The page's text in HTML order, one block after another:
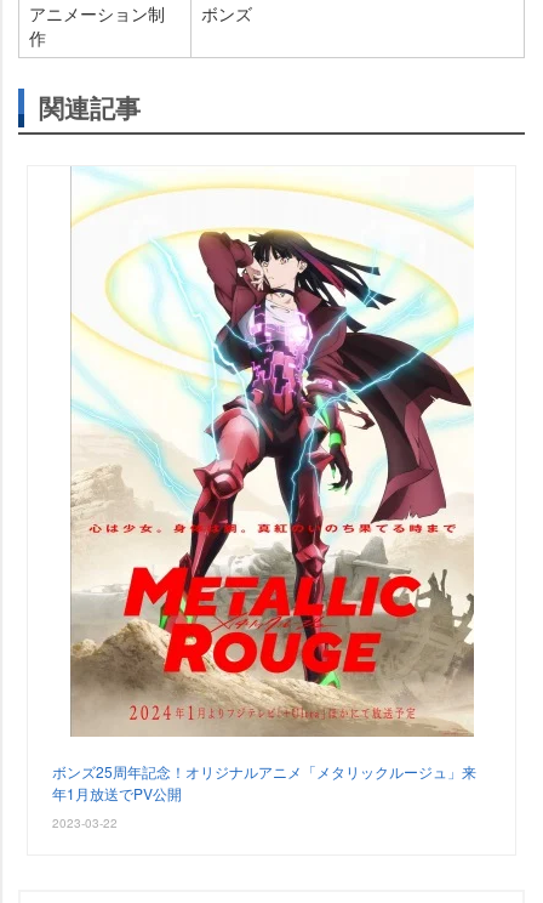
アニメーション制
作
ボンズ
関連記事
ボンズ25周年記念！オリジナルアニメ「メタリックルージュ」来
年1月放送でPV公開
2023-03-22